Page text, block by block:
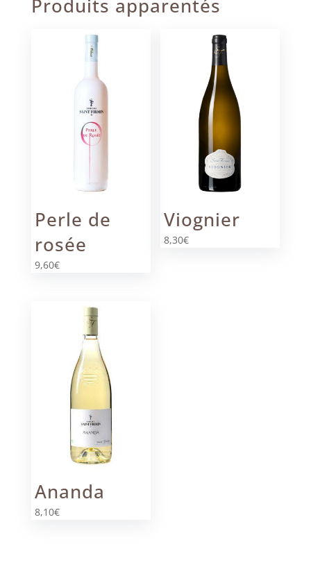
Produits apparentés
Perle de
rosée
9,60€
Viognier
8,30€
Ananda
8,10€